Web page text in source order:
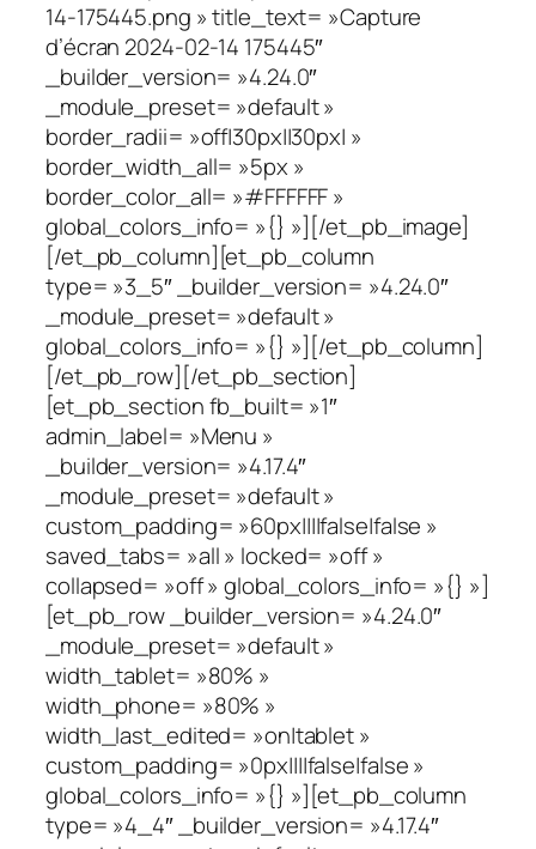
14-175445.png » title_text= »Capture
d’écran 2024-02-14 175445″
_builder_version= »4.24.0″
_module_preset= »default »
border_radii= »off|30px||30px| »
border_width_all= »5px »
border_color_all= »#FFFFFF »
global_colors_info= »{} »][/et_pb_image]
[/et_pb_column][et_pb_column
type= »3_5″ _builder_version= »4.24.0″
_module_preset= »default »
global_colors_info= »{} »][/et_pb_column]
[/et_pb_row][/et_pb_section]
[et_pb_section fb_built= »1″
admin_label= »Menu »
_builder_version= »4.17.4″
_module_preset= »default »
custom_padding= »60px||||false|false »
saved_tabs= »all » locked= »off »
collapsed= »off » global_colors_info= »{} »]
[et_pb_row _builder_version= »4.24.0″
_module_preset= »default »
width_tablet= »80% »
width_phone= »80% »
width_last_edited= »on|tablet »
custom_padding= »0px||||false|false »
global_colors_info= »{} »][et_pb_column
type= »4_4″ _builder_version= »4.17.4″